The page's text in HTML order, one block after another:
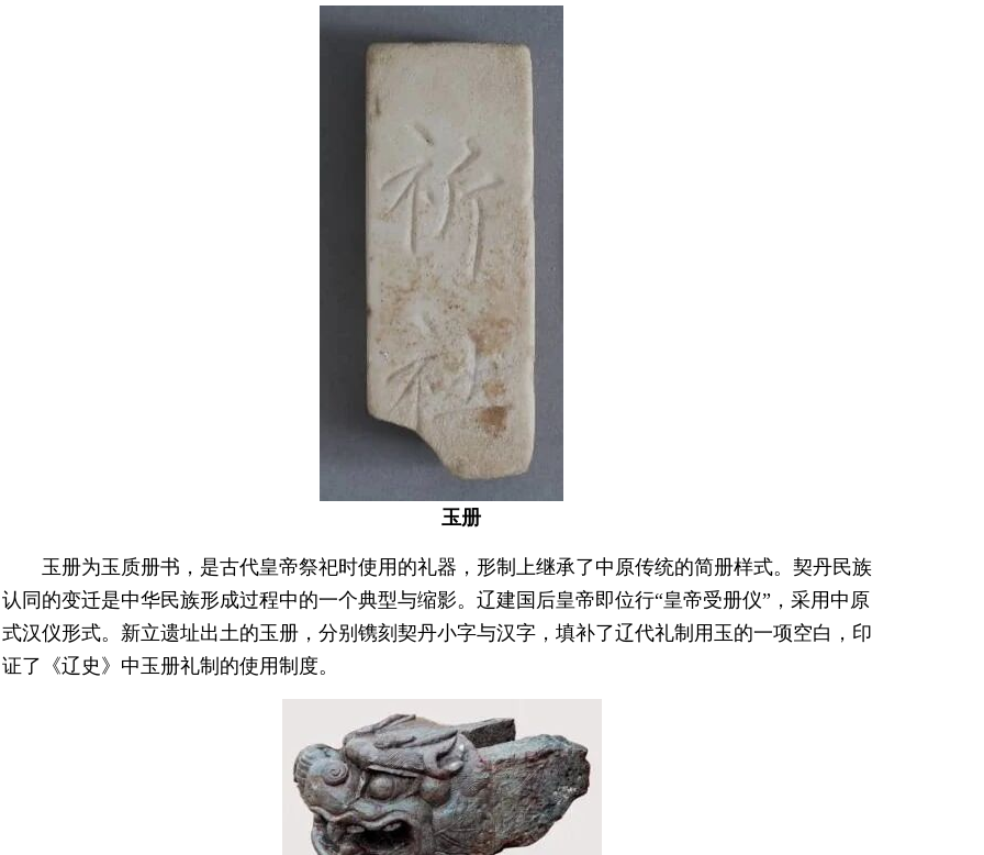
玉册
玉册为玉质册书，是古代皇帝祭祀时使用的礼器，形制上继承了中原传统的简册样式。契丹民族
认同的变迁是中华民族形成过程中的一个典型与缩影。辽建国后皇帝即位行“皇帝受册仪”，采用中原
式汉仪形式。新立遗址出土的玉册，分别镌刻契丹小字与汉字，填补了辽代礼制用玉的一项空白，印
证了《辽史》中玉册礼制的使用制度。